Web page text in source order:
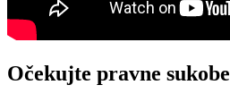
Očekujte pravne sukobe